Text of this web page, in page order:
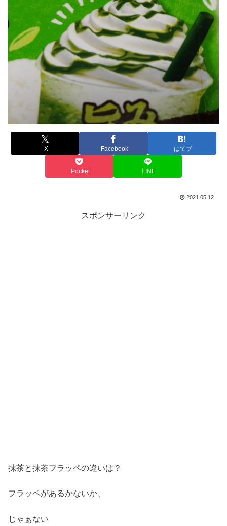
X Facebook はてブ
Pocket LINE
2021.05.12
スポンサーリンク
抹茶と抹茶フラッペの違いは？
フラッペがあるかないか、
じゃぁない